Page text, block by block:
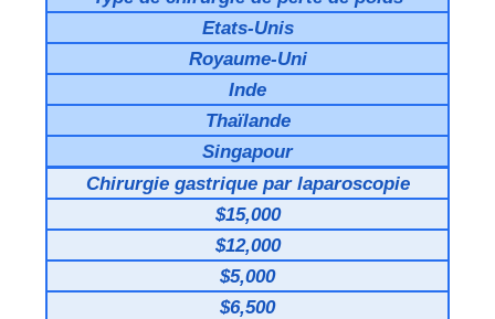
Etats-Unis
Royaume-Uni
Inde
Thaïlande
Singapour
Chirurgie gastrique par laparoscopie
$15,000
$12,000
$5,000
$6,500